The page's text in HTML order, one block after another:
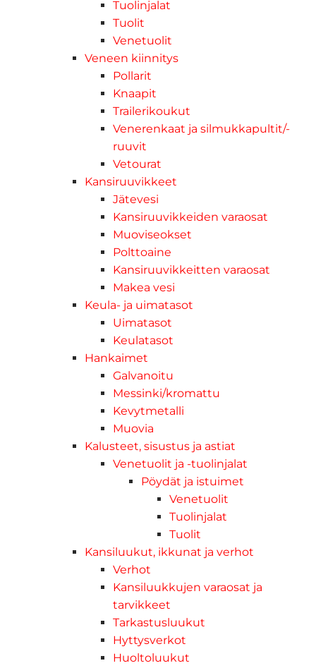
Tuolinjalat
Tuolit
Venetuolit
Veneen kiinnitys
Pollarit
Knaapit
Trailerikoukut
Venerenkaat ja silmukkapultit/-
ruuvit
Vetourat
Kansiruuvikkeet
Jätevesi
Kansiruuvikkeiden varaosat
Muoviseokset
Polttoaine
Kansiruuvikkeitten varaosat
Makea vesi
Keula- ja uimatasot
Uimatasot
Keulatasot
Hankaimet
Galvanoitu
Messinki/kromattu
Kevytmetalli
Muovia
Kalusteet, sisustus ja astiat
Venetuolit ja -tuolinjalat
Pöydät ja istuimet
Venetuolit
Tuolinjalat
Tuolit
Kansiluukut, ikkunat ja verhot
Verhot
Kansiluukkujen varaosat ja
tarvikkeet
Tarkastusluukut
Hyttysverkot
Huoltoluukut